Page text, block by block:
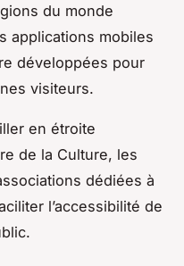
du monde
applications mobiles
développées pour
visiteurs.
en étroite
de la Culture, les
dédiées à
l’accessibilité de